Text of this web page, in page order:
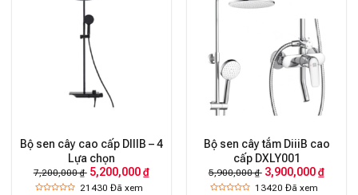
Bộ sen cây cao cấp DIIIB – 4
Lựa chọn
7,200,000 ₫ 5,200,000 ₫
21430Đã xem
Bộ sen cây tắm DiiiB cao
cấp DXLY001
5,900,000 ₫ 3,900,000 ₫
13420Đã xem